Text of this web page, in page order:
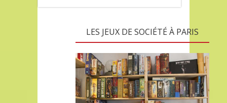
LES JEUX DE SOCIÉTÉ À PARIS